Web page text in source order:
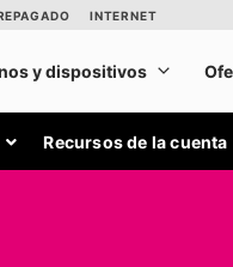
Recursos de la cuenta